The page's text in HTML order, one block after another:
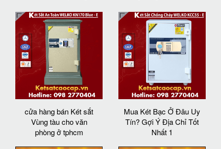
cửa hàng bán Két sắt
Vùng tàu cho văn
phòng ở tphcm
Mua Két Bạc Ở Đâu Uy
Tín? Gợi Ý Địa Chỉ Tốt
Nhất 1